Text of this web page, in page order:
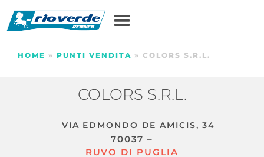
HOME » PUNTI VENDITA » COLORS S.R.L.
COLORS S.R.L.
VIA EDMONDO DE AMICIS, 34
70037 –
RUVO DI PUGLIA